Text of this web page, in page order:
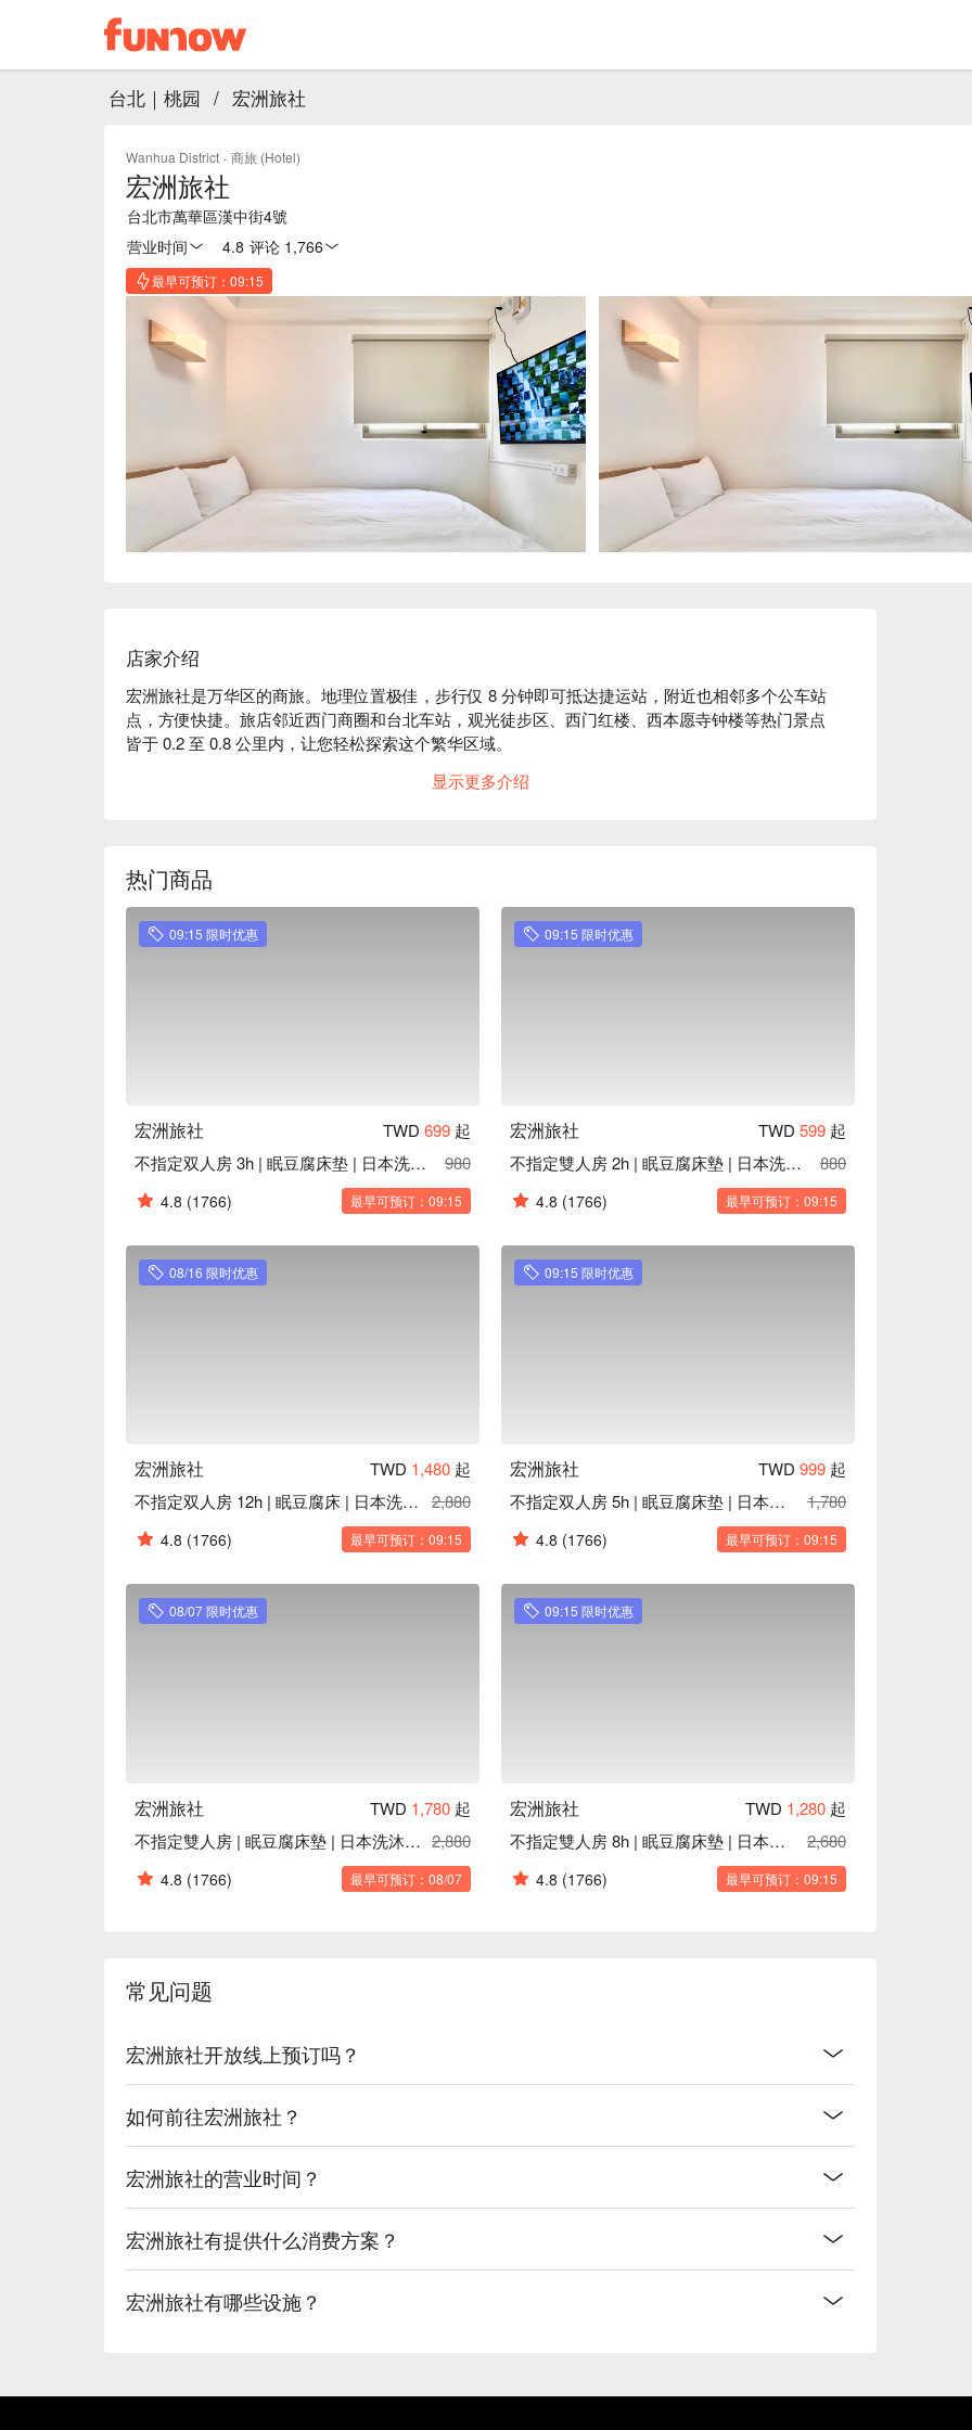
台北｜桃园 / 宏洲旅社
Wanhua District · 商旅 (Hotel)
宏洲旅社
台北市萬華區漢中街4號
营业时间
4.8 评论 1,766
最早可预订：09:15
店家介绍
宏洲旅社是万华区的商旅。地理位置极佳，步行仅 8 分钟即可抵达捷运站，附近也相邻多个公车站
点，方便快捷。旅店邻近西门商圈和台北车站，观光徒步区、西门红楼、西本愿寺钟楼等热门景点
皆于 0.2 至 0.8 公里内，让您轻松探索这个繁华区域。
宏洲旅社推荐：不仅邻近热门景点，也是探索台北的绝佳起点。旅店以提供整洁且舒适的休息空间
显示更多介绍
热门商品
09:15 限时优惠
宏洲旅社 TWD 699 起
不指定双人房 3h | 眠豆腐床垫 | 日本洗沐用品
980
4.8 (1766) 最早可预订：09:15
09:15 限时优惠
宏洲旅社 TWD 599 起
不指定雙人房 2h | 眠豆腐床墊 | 日本洗沐用品
880
4.8 (1766) 最早可预订：09:15
08/16 限时优惠
宏洲旅社 TWD 1,480 起
不指定双人房 12h | 眠豆腐床 | 日本洗沐用品
2,880
4.8 (1766) 最早可预订：09:15
09:15 限时优惠
宏洲旅社 TWD 999 起
不指定双人房 5h | 眠豆腐床垫 | 日本洗沐用品
1,780
4.8 (1766) 最早可预订：09:15
08/07 限时优惠
宏洲旅社 TWD 1,780 起
不指定雙人房 | 眠豆腐床墊 | 日本洗沐用品 2,880
4.8 (1766) 最早可预订：08/07
09:15 限时优惠
宏洲旅社 TWD 1,280 起
不指定雙人房 8h | 眠豆腐床墊 | 日本洗沐用品
2,680
4.8 (1766) 最早可预订：09:15
常见问题
宏洲旅社开放线上预订吗？
如何前往宏洲旅社？
宏洲旅社的营业时间？
宏洲旅社有提供什么消费方案？
宏洲旅社有哪些设施？